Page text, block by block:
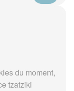
du moment,
tzatziki